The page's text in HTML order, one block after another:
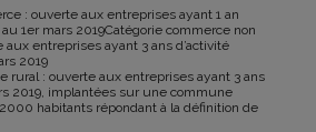
: ouverte aux entreprises ayant 1 an
1er mars 2019Catégorie commerce non
entreprises ayant 3 ans d’activité
2019
rural : ouverte aux entreprises ayant 3 ans
2019, implantées sur une commune
habitants répondant à la définition de